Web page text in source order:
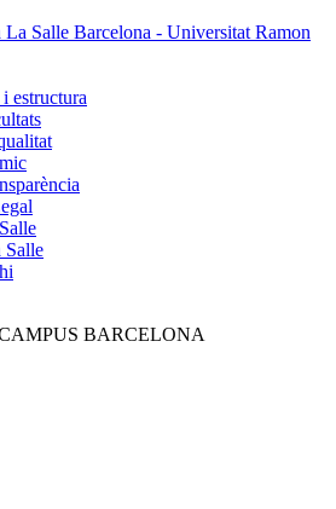
La Salle Barcelona - Universitat Ramon
estructura
Salle
BARCELONA